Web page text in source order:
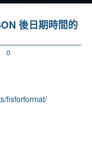
後日期時間的
0
fisforformat/